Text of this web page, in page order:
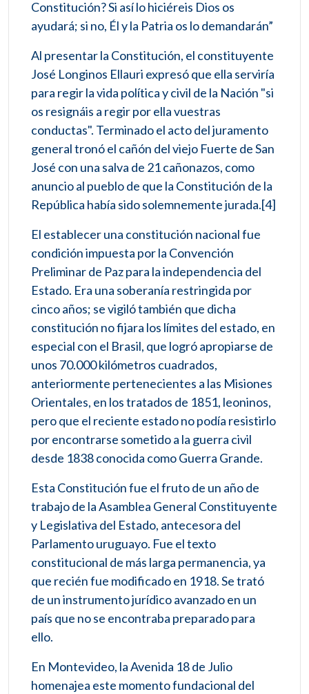
Constitución? Si así lo hiciéreis Dios os
ayudará; si no, Él y la Patria os lo demandarán”
Al presentar la Constitución, el constituyente
José Longinos Ellauri expresó que ella serviría
para regir la vida política y civil de la Nación "si
os resignáis a regir por ella vuestras
conductas". Terminado el acto del juramento
general tronó el cañón del viejo Fuerte de San
José con una salva de 21 cañonazos, como
anuncio al pueblo de que la Constitución de la
República había sido solemnemente jurada.[4]​
El establecer una constitución nacional fue
condición impuesta por la Convención
Preliminar de Paz para la independencia del
Estado. Era una soberanía restringida por
cinco años; se vigiló también que dicha
constitución no fijara los límites del estado, en
especial con el Brasil, que logró apropiarse de
unos 70.000 kilómetros cuadrados,
anteriormente pertenecientes a las Misiones
Orientales, en los tratados de 1851, leoninos,
pero que el reciente estado no podía resistirlo
por encontrarse sometido a la guerra civil
desde 1838 conocida como Guerra Grande.
Esta Constitución fue el fruto de un año de
trabajo de la Asamblea General Constituyente
y Legislativa del Estado, antecesora del
Parlamento uruguayo. Fue el texto
constitucional de más larga permanencia, ya
que recién fue modificado en 1918. Se trató
de un instrumento jurídico avanzado en un
país que no se encontraba preparado para
ello.
En Montevideo, la Avenida 18 de Julio
homenajea este momento fundacional del